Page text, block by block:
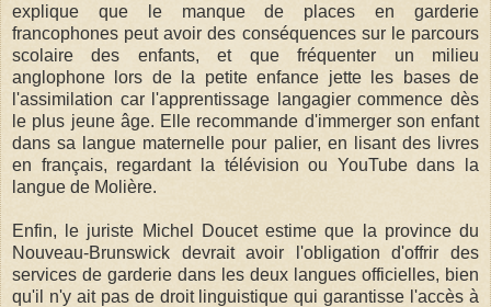
explique que le manque de places en garderie
francophones peut avoir des conséquences sur le parcours
scolaire des enfants, et que fréquenter un milieu
anglophone lors de la petite enfance jette les bases de
l'assimilation car l'apprentissage langagier commence dès
le plus jeune âge. Elle recommande d'immerger son enfant
dans sa langue maternelle pour palier, en lisant des livres
en français, regardant la télévision ou YouTube dans la
langue de Molière.
Enfin, le juriste Michel Doucet estime que la province du
Nouveau-Brunswick devrait avoir l'obligation d'offrir des
services de garderie dans les deux langues officielles, bien
qu'il n'y ait pas de droit linguistique qui garantisse l'accès à